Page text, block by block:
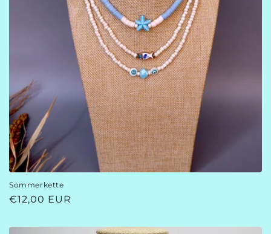
Sommerkette
Normaler
€12,00 EUR